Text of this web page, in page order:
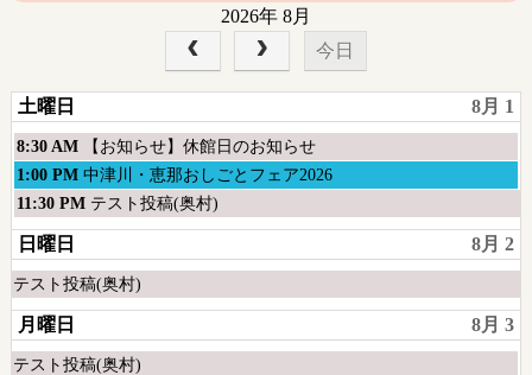
2026年 8月
今日
土曜日 8月 1
土
曜
日,
8
月
1st
2026
8:30 AM
【お知らせ】休館日のお知らせ
土
曜
日,
8
月
1st
2026
1:00 PM 中津川・恵那おしごとフェア2026
土
曜
日,
8
月
1st
2026
11:30 PM テスト投稿(奥村)
日曜日 8月 2
土
曜
日,
8
テスト投稿(奥村)
月曜日 8月 3
土
テスト投稿(奥村)